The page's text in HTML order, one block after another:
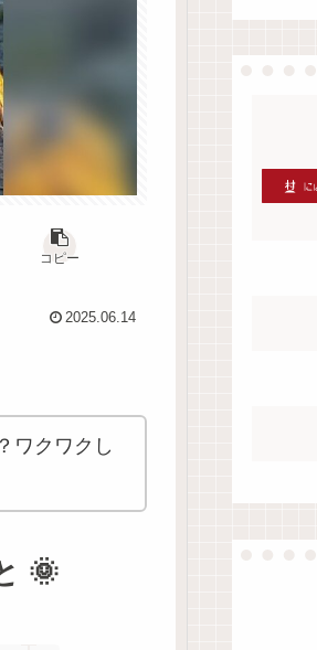
コピー
2025.06.14
ワクワクし
🌞